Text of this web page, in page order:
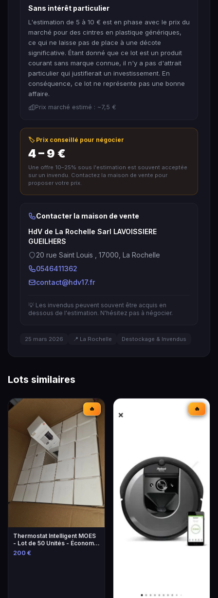
Sans intérêt particulier
L'estimation de 5 à 10 € est en phase avec le prix du
marché pour des cintres en plastique génériques,
ce qui ne laisse pas de place à une décote
significative. Étant donné que ce lot est un produit
courant sans marque connue, il n'y a pas d'attrait
particulier qui justifierait un investissement. En
conséquence, ce lot ne représente pas une bonne
affaire.
Prix marché estimé : ~7,5 €
🏷️ Prix conseillé pour négocier
4 – 9 €
Une offre 10–25% sous l'estimation est souvent acceptée
sur un invendu. Contactez la maison de vente pour
proposer votre prix.
Contacter la maison de vente
HdV de La Rochelle Sarl LAVOISSIERE
GUEILHERS
20 rue Saint Louis , 17000, La Rochelle
0546411362
contact@hdv17.fr
💡 Les invendus peuvent souvent être acquis en
dessous de l'estimation. N'hésitez pas à négocier.
25 mars 2026 📍 La Rochelle Destockage & Invendus
Lots similaires
🔥
Thermostat Intelligent MOES
- Lot de 50 Unités - Économie
d'Énergie
200 €
🔥